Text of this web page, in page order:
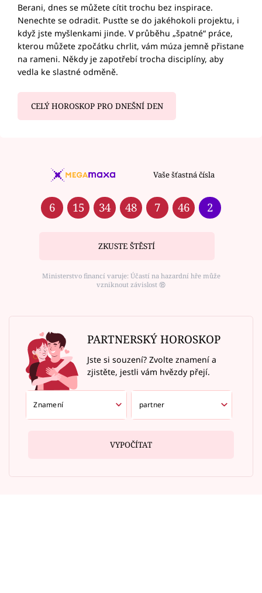
Berani, dnes se můžete cítit trochu bez inspirace.
Nenechte se odradit. Pusťte se do jakéhokoli projektu, i
když jste myšlenkami jinde. V průběhu „špatné“ práce,
kterou můžete zpočátku chrlit, vám múza jemně přistane
na rameni. Někdy je zapotřebí trocha disciplíny, aby
vedla ke slastné odměně.
CELÝ HOROSKOP PRO DNEŠNÍ DEN
Vaše šťastná čísla
6 15 34 48 7 46 2
ZKUSTE ŠTĚSTÍ
Ministerstvo financí varuje: Účastí na hazardní hře může
vzniknout závislost ⑱
PARTNERSKÝ HOROSKOP
Jste si souzení? Zvolte znamení a
zjistěte, jestli vám hvězdy přejí.
VYPOČÍTAT